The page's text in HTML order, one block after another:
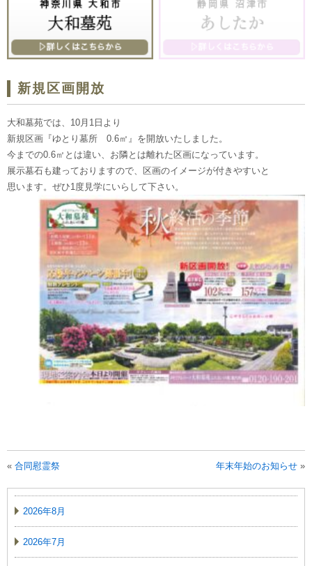
新規区画開放
大和墓苑では、10月1日より
新規区画『ゆとり墓所 0.6㎡』を開放いたしました。
今までの0.6㎡とは違い、お隣とは離れた区画になっています。
展示墓石も建っておりますので、区画のイメージが付きやすいと
思います。ぜひ1度見学にいらして下さい。
« 合同慰霊祭 年末年始のお知らせ »
2026年8月
2026年7月